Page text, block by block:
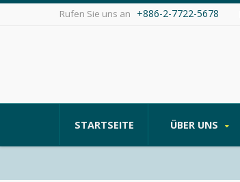
Rufen Sie uns an +886-2-7722-5678
STARTSEITE ÜBER UNS